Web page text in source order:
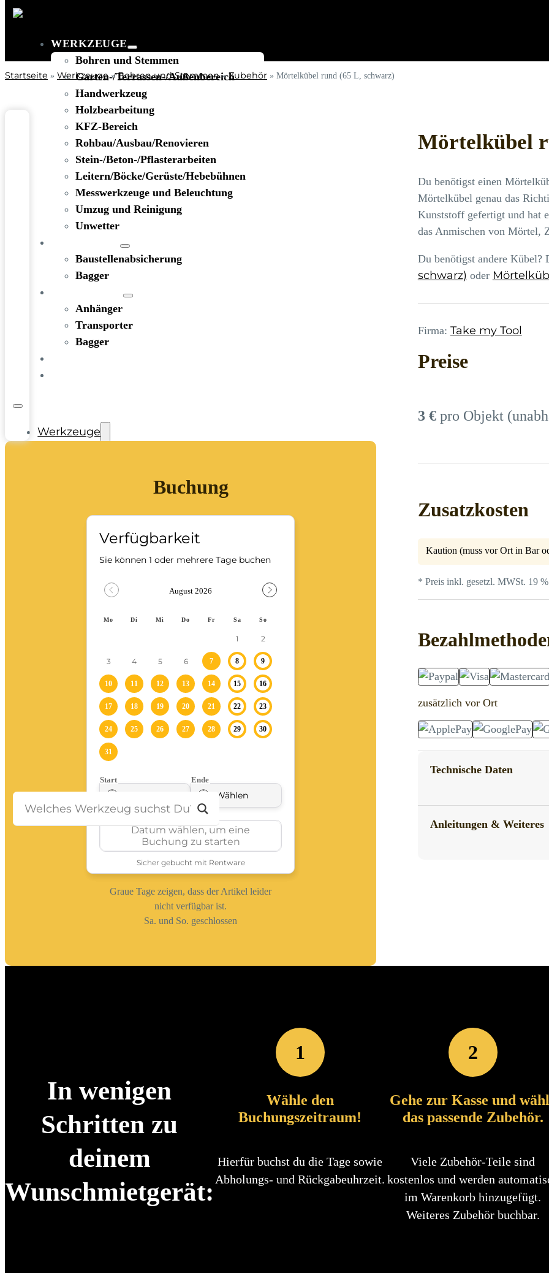
WERKZEUGE
Bohren und Stemmen
Garten-/Terrassen-/Außenbereich
Handwerkzeug
Holzbearbeitung
KFZ-Bereich
Rohbau/Ausbau/Renovieren
Stein-/Beton-/Pflasterarbeiten
Leitern/Böcke/Gerüste/Hebebühnen
Messwerkzeuge und Beleuchtung
Umzug und Reinigung
Unwetter
Baustellenabsicherung
Bagger
Anhänger
Transporter
Bagger
Werkzeuge
KFZ-Bereich
Rohbau/Ausbau/Renovieren
Stein-/Beton-/Pflasterarbeiten
Leitern/Böcke/Gerüste/Hebebühnen
Messwerkzeuge und Beleuchtung
Umzug und Reinigung
Unwetter
Anhänger
Transporter
Bagger
Startseite » Werkzeuge»Bohren und Stemmen»Zubehör » Mörtelkübel rund (65 L, schwarz)
Buchung
Graue Tage zeigen, dass der Artikel leider
nicht verfügbar ist.
Sa. und So. geschlossen
Mörtelkübel
Du benötigst einen
Mörtelkübel genau das
Kunststoff gefertigt und hat
das Anmischen von Mörtel,
Du benötigst andere Kübel?
schwarz) oder
Firma: Take my Tool
Preise
3 €pro Objekt
Zusatzkosten
Kaution (muss vor Ort in Bar
* Preis inkl. gesetzl. MWSt. 19 %
zusätzlich vor Ort
Technische Daten
Anleitungen & Weiteres
In wenigen
Schritten zu
deinem
Wunschmietgerät:
1
Wähle den
Buchungszeitraum!
Hierfür buchst du die Tage sowie
Abholungs- und Rückgabeuhrzeit.
2
Gehe zur Kasse und
das passende Zubehör.
Viele Zubehör-Teile sind
kostenlos und werden
im Warenkorb hinzugefügt.
Weiteres Zubehör buchbar.